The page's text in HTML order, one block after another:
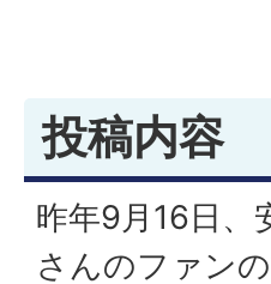
投稿内容
昨年9月16日、
さんのファン